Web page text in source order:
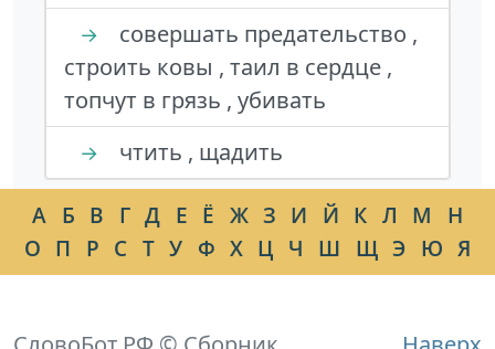
→
совершать предательство ,
строить ковы , таил в сердце ,
топчут в грязь , убивать
→ чтить , щадить
А Б В Г Д Е Ё Ж З И Й К Л М
Н
О П Р С Т У Ф Х Ц Ч Ш Щ Э Ю Я